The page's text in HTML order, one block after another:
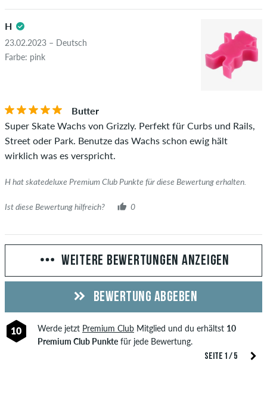
H
23.02.2023 – Deutsch
Farbe: pink
Butter
Super Skate Wachs von Grizzly. Perfekt für Curbs und Rails,
Street oder Park. Benutze das Wachs schon ewig hält
wirklich was es verspricht.
H hat skatedeluxe Premium Club Punkte für diese Bewertung erhalten.
Ist diese Bewertung hilfreich? 0
SEITE 1 / 5
WEITERE BEWERTUNGEN ANZEIGEN
BEWERTUNG ABGEBEN
10 Werde jetzt Premium ClubMitglied und du erhältst 10
Premium Club Punktefür jede Bewertung.